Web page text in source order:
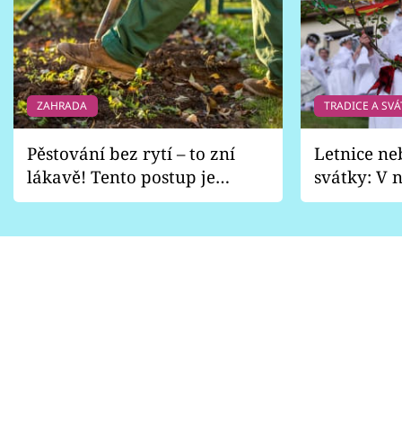
ZAHRADA
Pěstování bez rytí – to zní
lákavě! Tento postup je
vhodný jen pro některé
TRADICE A
Letnice
svátky: V
pondělí